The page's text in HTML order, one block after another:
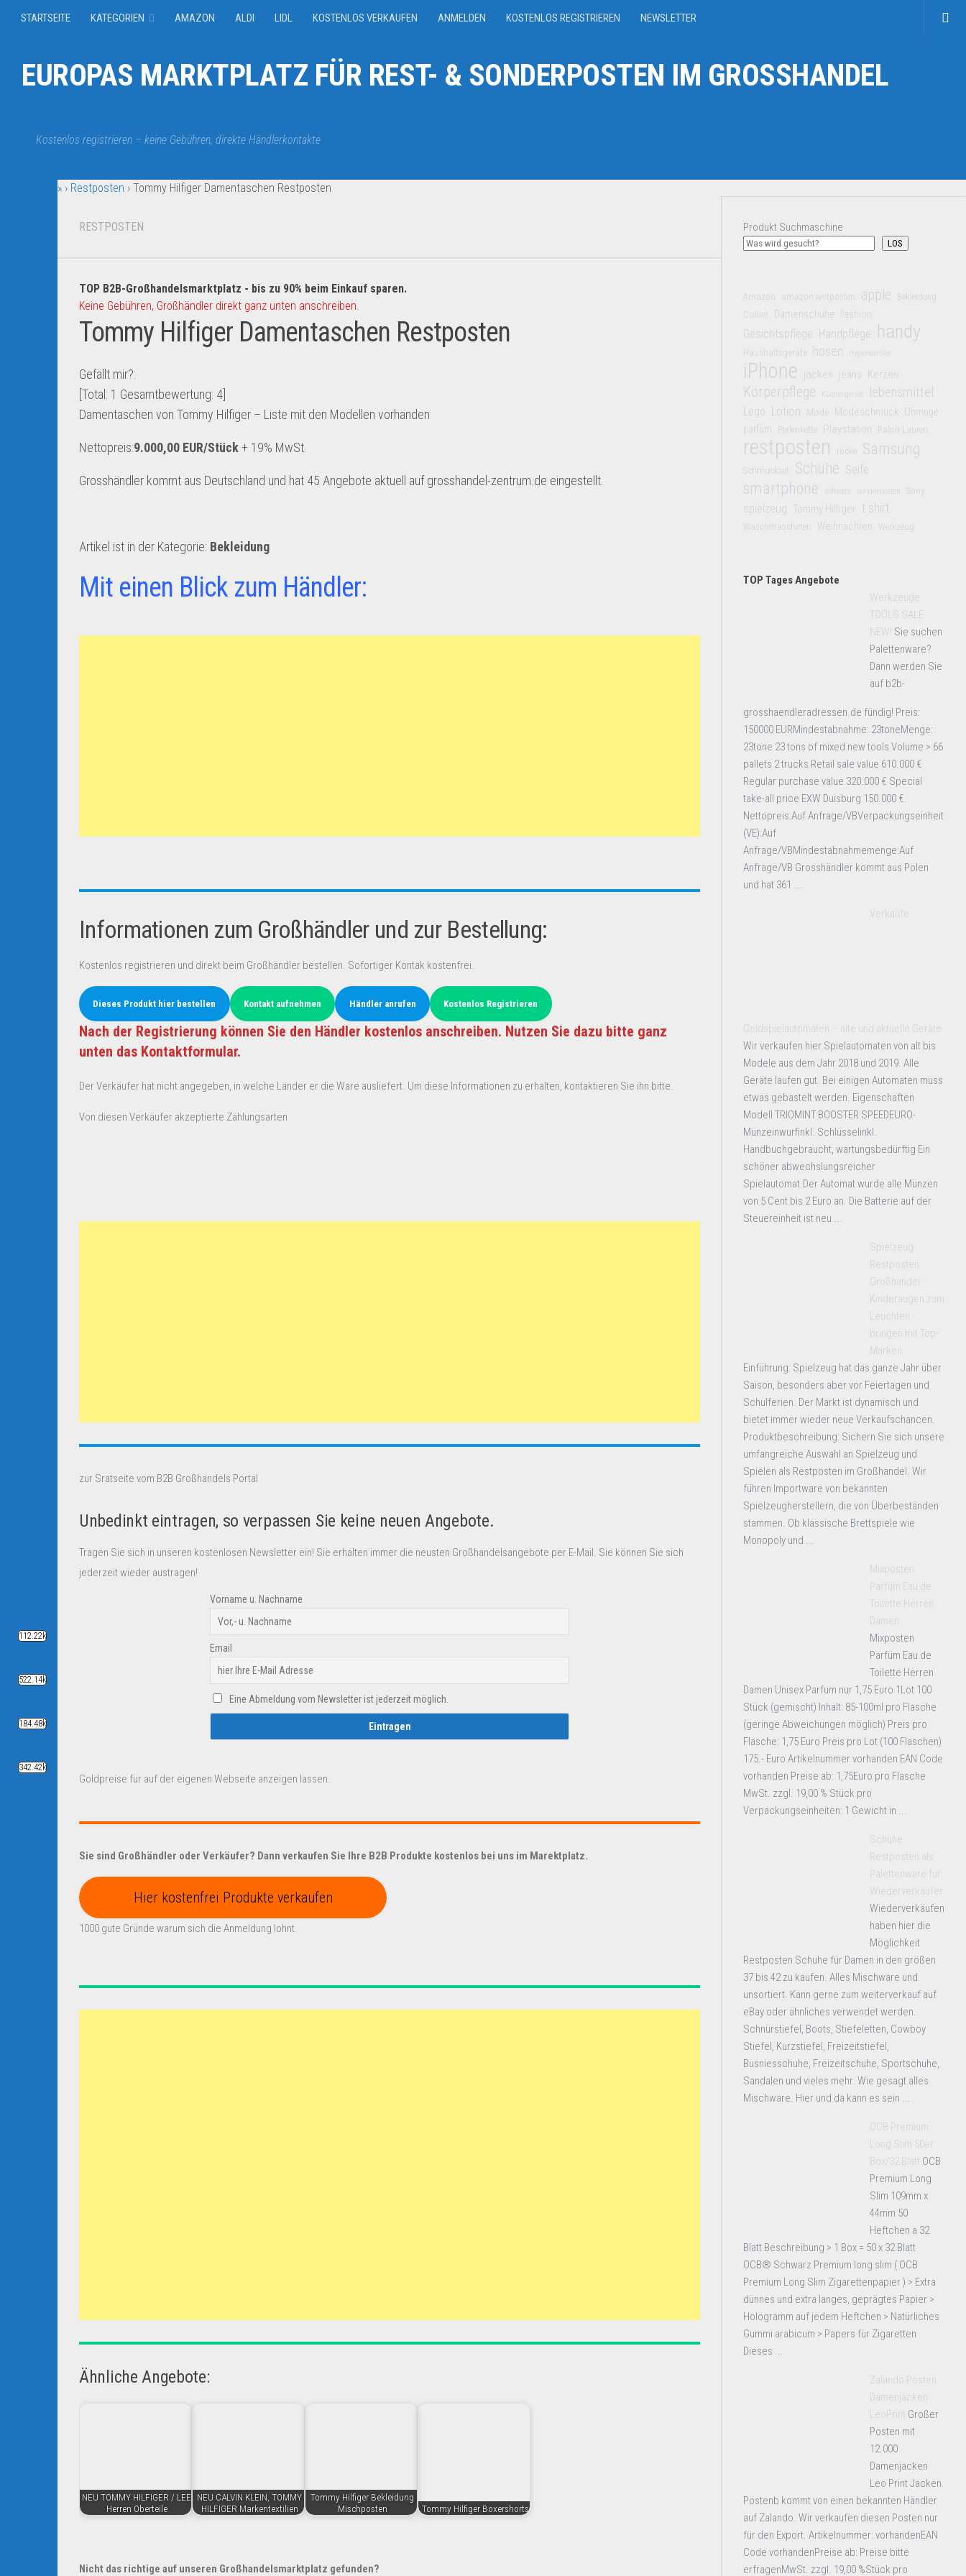
STARTSEITE KATEGORIEN AMAZON ALDI LIDL KOSTENLOS VERKAUFEN ANMELDEN KOSTENLOS REGISTRIEREN NEWSLETTER
EUROPAS MARKTPLATZ FÜR REST- & SONDERPOSTEN IM GROSSHANDEL
Kostenlos registrieren – keine Gebühren, direkte Händlerkontakte
» › Restposten › Tommy Hilfiger Damentaschen Restposten
RESTPOSTEN
TOP B2B-Großhandelsmarktplatz - bis zu 90% beim Einkauf sparen.
Keine Gebühren, Großhändler direkt ganz unten anschreiben.
Tommy Hilfiger Damentaschen Restposten
Gefällt mir?:
[Total: 1 Gesamtbewertung: 4
Damentaschen von Tommy Hilfiger – Liste mit den Modellen vorhanden
Nettopreis:9.000,00 EUR/Stück + 19% MwSt.
Grosshändler kommt aus Deutschland und hat 45 Angebote aktuell auf grosshandel-zentrum.de eingestellt.
Artikel ist in der Kategorie: Bekleidung
Mit einen Blick zum Händler:
Informationen zum Großhändler und zur Bestellung:
Kostenlos registrieren und direkt beim Großhändler bestellen. Sofortiger Kontak kostenfrei.
Dieses Produkt hier bestellen Kontakt aufnehmen Händler anrufen Kostenlos Registrieren
Nach der Registrierung können Sie den Händler kostenlos anschreiben. Nutzen Sie dazu bitte ganz
unten das Kontaktformular.
Der Verkäufer hat nicht angegeben, in welche Länder er die Ware ausliefert. Um diese Informationen zu erhalten, kontaktieren Sie ihn bitte.
Von diesen Verkäufer akzeptierte Zahlungsarten
zur Sratseite vom B2B Großhandels Portal
Unbedinkt eintragen, so verpassen Sie keine neuen Angebote.
Tragen Sie sich in unseren kostenlosen Newsletter ein! Sie erhalten immer die neusten Großhandelsangebote per E-Mail. Sie können Sie sich
jederzeit wieder austragen!
Vorname u. Nachname
Email
Eine Abmeldung vom Newsletter ist jederzeit möglich.
Goldpreise für auf der eigenen Webseite anzeigen lassen.
Sie sind Großhändler oder Verkäufer? Dann verkaufen Sie Ihre B2B Produkte kostenlos bei uns im Marektplatz.
Hier kostenfrei Produkte verkaufen
1000 gute Gründe warum sich die Anmeldung lohnt.
Ähnliche Angebote:
NEU TOMMY HILFIGER / LEE
Herren Oberteile
NEU CALVIN KLEIN, TOMMY
HILFIGER Markentextilien
Tommy Hilfiger Bekleidung
Mischposten
Tommy Hilfiger Boxershorts
Nicht das richtige auf unseren Großhandelsmarktplatz gefunden?
Produkt Suchmaschine
LOS
Amazon amazon restposten apple Bekleidung
Collier Damenschuhe fashion
Gesichtspflege Handpflege handy
Haushaltsgeräte hosen Hygieneartikel
iPhone jacken jeans Kerzen
Körperpflege Küchengeräte lebensmittel
Lego Lotion Mode Modeschmuck Ohrringe
parfüm
Perlenkette Playstation Ralph Lauren
restposten röcke Samsung
Schmuckset Schuhe Seife
smartphone software sonderposten Sony
spielzeug Tommy Hilfiger t shirt
Waschmaschinen Weihnachten Werkzeug
TOP Tages Angebote
Werkzeuge
TOOLS SALE
NEW! Sie suchen
Palettenware?
Dann werden Sie
auf b2b-
grosshaendleradressen.de fündig! Preis:
150000 EURMindestabnahme: 23toneMenge:
23tone 23 tons of mixed new tools Volume > 66
pallets 2 trucks Retail sale value 610.000 €
Regular purchase value 320.000 € Special
take-all price EXW Duisburg 150.000 €.
Nettopreis:Auf Anfrage/VBVerpackungseinheit
(VE):Auf
Anfrage/VBMindestabnahmemenge:Auf
Anfrage/VB Grosshändler kommt aus Polen
und hat 361 ...
Verkaufe
Geldspielautomaten – alte und aktuelle Geräte
Wir verkaufen hier Spielautomaten von alt bis
Modele aus dem Jahr 2018 und 2019. Alle
Geräte laufen gut. Bei einigen Automaten muss
etwas gebastelt werden. Eigenschaften
Modell TRIOMINT BOOSTER SPEEDEURO-
Münzeinwurfinkl. Schlüsselinkl.
Handbuchgebraucht, wartungsbedürftig Ein
schöner abwechslungsreicher
Spielautomat.Der Automat wurde alle Münzen
von 5 Cent bis 2 Euro an. Die Batterie auf der
Steuereinheit ist neu ...
Spielzeug
Restposten
Großhandel:
Kinderaugen zum
Leuchten
bringen mit Top-
Marken
Einführung: Spielzeug hat das ganze Jahr über
Saison, besonders aber vor Feiertagen und
Schulferien. Der Markt ist dynamisch und
bietet immer wieder neue Verkaufschancen.
Produktbeschreibung: Sichern Sie sich unsere
umfangreiche Auswahl an Spielzeug und
Spielen als Restposten im Großhandel. Wir
führen Importware von bekannten
Spielzeugherstellern, die von Überbeständen
stammen. Ob klassische Brettspiele wie
Monopoly und ...
Mixposten
Parfüm Eau de
Toilette Herren
Damen
Mixposten
Parfüm Eau de
Toilette Herren
Damen Unisex Parfum nur 1,75 Euro 1Lot 100
Stück (gemischt) Inhalt: 85-100ml pro Flasche
(geringe Abweichungen möglich) Preis pro
Flasche: 1,75 Euro Preis pro Lot (100 Flaschen)
175.- Euro Artikelnummer vorhanden EAN Code
vorhanden Preise ab: 1,75Euro pro Flasche
MwSt. zzgl. 19,00 % Stück pro
Verpackungseinheiten: 1 Gewicht in ...
Schuhe
Restposten als
Palettenware für
Wiederverkäufer
Wiederverkäufen
haben hier die
Möglichkeit
Restposten Schuhe für Damen in den größen
37 bis 42 zu kaufen. Alles Mischware und
unsortiert. Kann gerne zum weiterverkauf auf
eBay oder ähnliches verwendet werden.
Schnürstiefel, Boots, Stiefeletten, Cowboy
Stiefel, Kurzstiefel, Freizeitstiefel,
Busniesschuhe, Freizeitschuhe, Sportschuhe,
Sandalen und vieles mehr. Wie gesagt alles
Mischware. Hier und da kann es sein ...
OCB Premium
Long Slim 50er
Box/32 Blatt OCB
Premium Long
Slim 109mm x
44mm 50
Heftchen a 32
Blatt Beschreibung > 1 Box = 50 x 32 Blatt
OCB® Schwarz Premium long slim ( OCB
Premium Long Slim Zigarettenpapier ) > Extra
dünnes und extra langes, geprägtes Papier >
Hologramm auf jedem Heftchen > Natürliches
Gummi arabicum > Papers für Zigaretten
Dieses ...
Zalando Posten
Damenjacken
LeoPrint Großer
Posten mit
12.000
Damenjacken
Leo Print Jacken.
Postenb kommt von einen bekannten Händler
auf Zalando. Wir verkaufen diesen Posten nur
für den Export. Artikelnummer: vorhandenEAN
Code vorhandenPreise ab: Preise bitte
erfragenMwSt. zzgl. 19,00 %Stück pro
112.22k
522.14k
184.48k
342.42k